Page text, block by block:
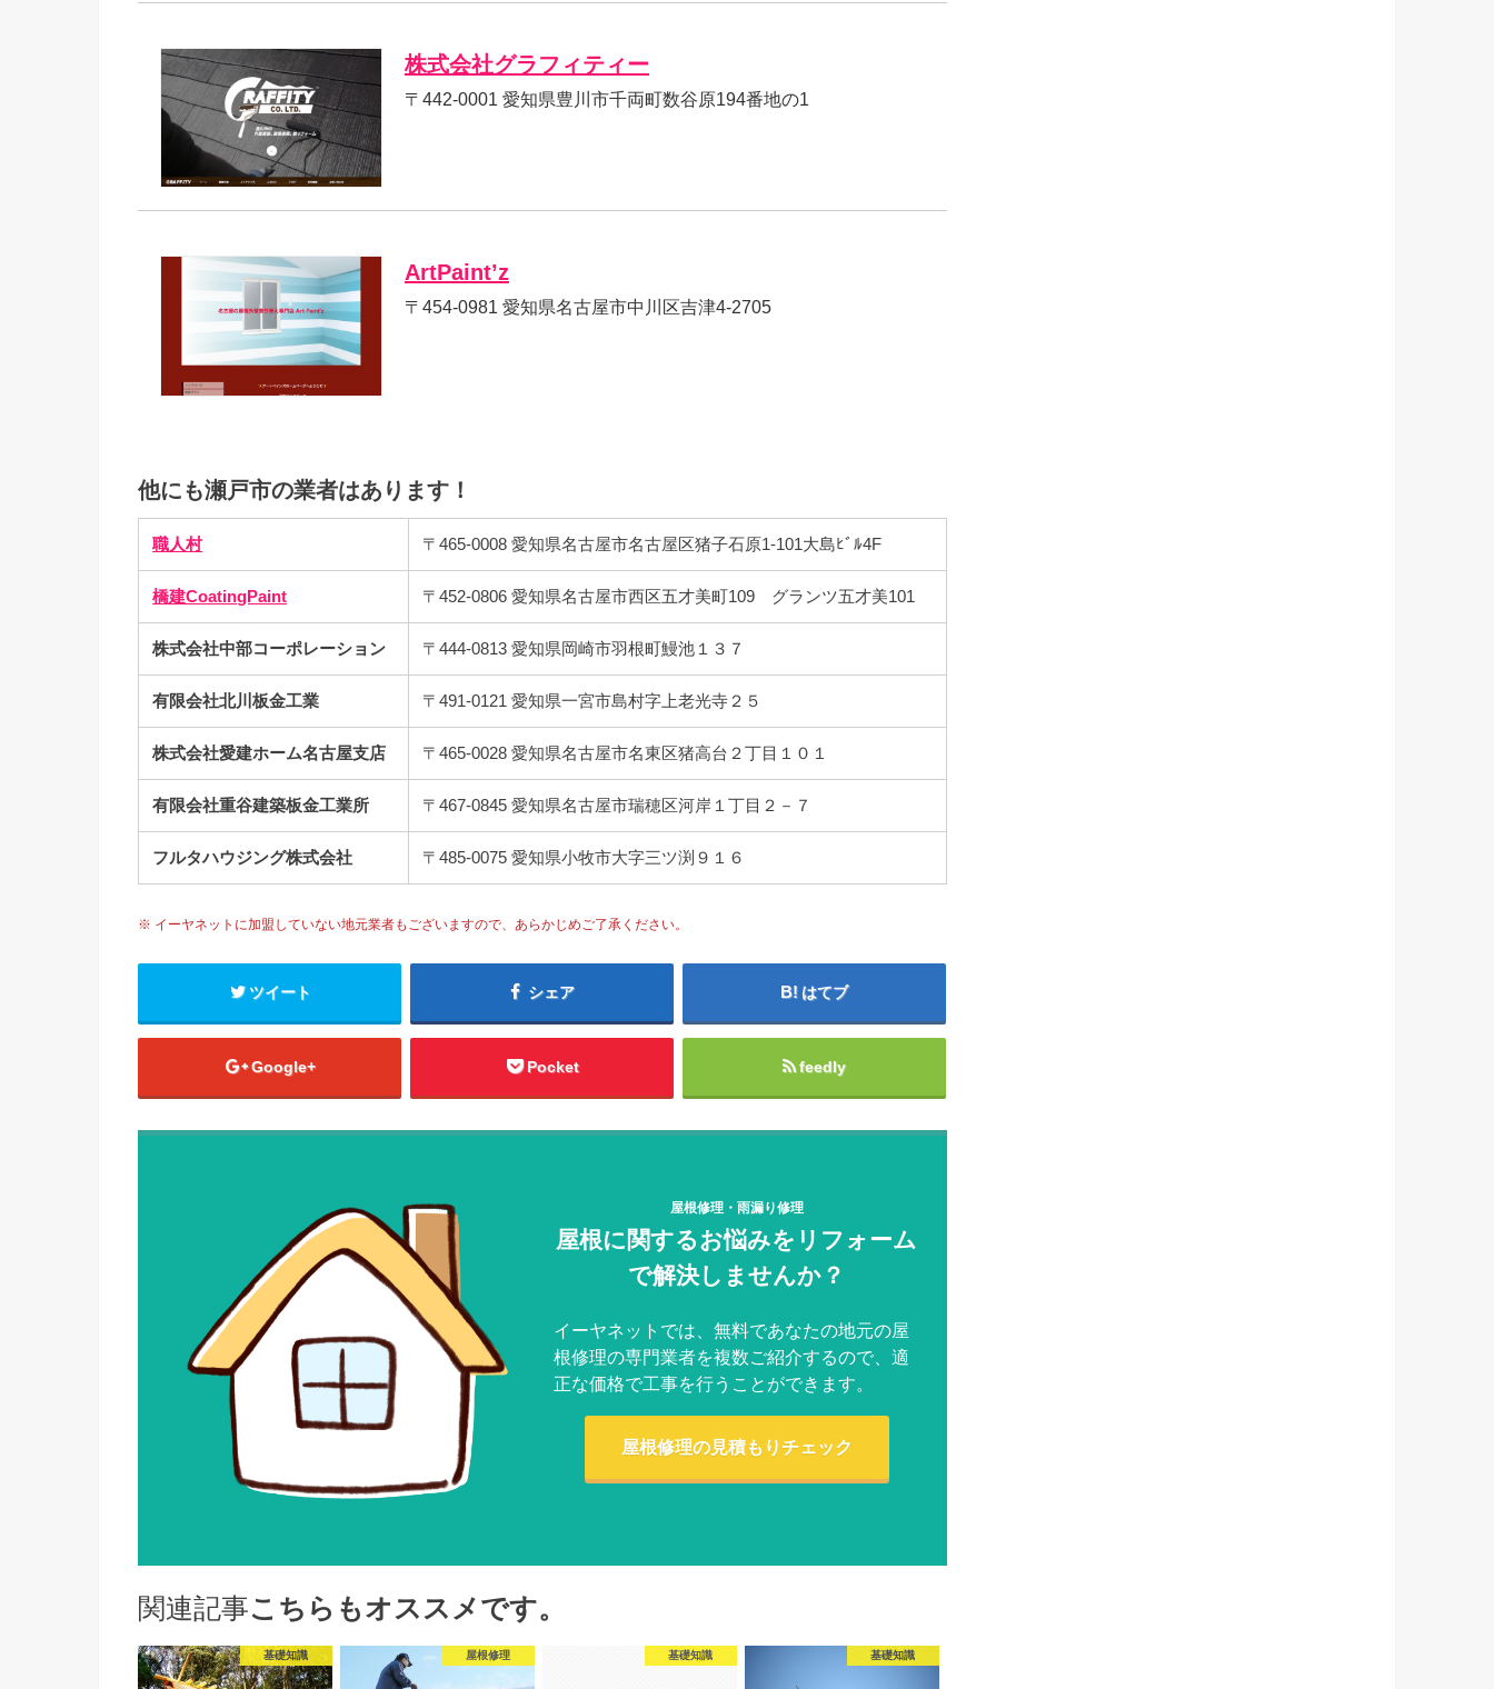
株式会社グラフィティー
〒442-0001 愛知県豊川市千両町数谷原194番地の1
ArtPaint’z
〒454-0981 愛知県名古屋市中川区吉津4-2705
他にも瀬戸市の業者はあります！
職人村 〒465-0008 愛知県名古屋市名古屋区猪子石原1-101大島ﾋﾞﾙ4F
橋建CoatingPaint 〒452-0806 愛知県名古屋市西区五才美町109 グランツ五才美101
株式会社中部コーポレーション 〒444-0813 愛知県岡崎市羽根町鰻池１３７
有限会社北川板金工業 〒491-0121 愛知県一宮市島村字上老光寺２５
株式会社愛建ホーム名古屋支店 〒465-0028 愛知県名古屋市名東区猪高台２丁目１０１
有限会社重谷建築板金工業所 〒467-0845 愛知県名古屋市瑞穂区河岸１丁目２－７
フルタハウジング株式会社 〒485-0075 愛知県小牧市大字三ツ渕９１６
※ イーヤネットに加盟していない地元業者もございますので、あらかじめご了承ください。
ツイート シェア はてブ
Google+ Pocket feedly
屋根修理・雨漏り修理
屋根に関するお悩みをリフォーム
で解決しませんか？
イーヤネットでは、無料であなたの地元の屋
根修理の専門業者を複数ご紹介するので、適
正な価格で工事を行うことができます。
屋根修理の見積もりチェック
関連記事こちらもオススメです。
基礎知識 屋根修理 基礎知識 基礎知識